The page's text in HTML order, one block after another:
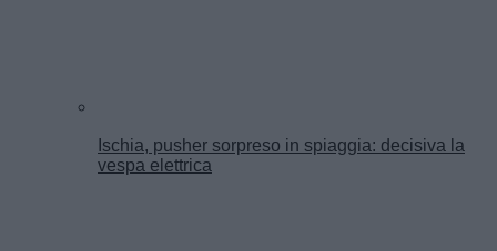
Ischia, pusher sorpreso in spiaggia: decisiva la
vespa elettrica